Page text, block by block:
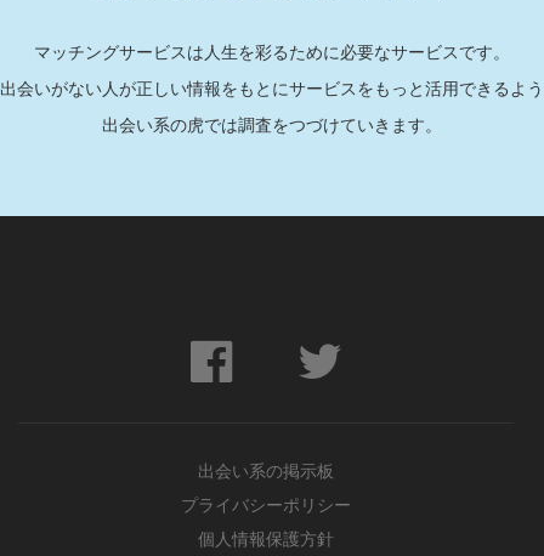
マッチングサービスは人生を彩るために必要なサービスです。
出会いがない人が正しい情報をもとにサービスをもっと活用できるよう
出会い系の虎では調査をつづけていきます。
出会い系の掲示板
プライバシーポリシー
個人情報保護方針